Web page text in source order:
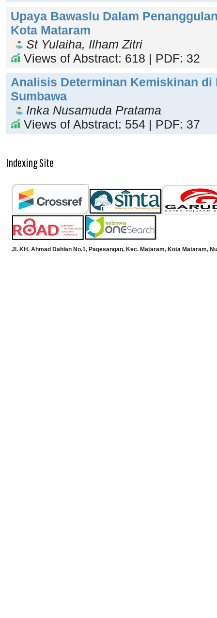
Upaya Bawaslu Dalam
Kota Mataram
St Yulaiha, Ilham Zitri
Views of Abstract: 618 | PDF: 32
Analisis Determinan Kemiskinan di
Sumbawa
Inka Nusamuda Pratama
Views of Abstract: 554 | PDF: 37
Indexing Site
Jl. KH. Ahmad Dahlan No.1, Pagesangan, Kec. Mataram, Kota Mataram,